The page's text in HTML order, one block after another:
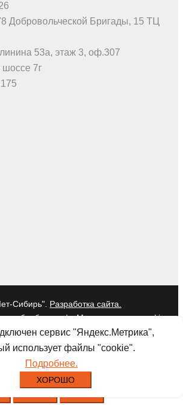
Добровольческой Бригады, 15 ТЦ
53а, этаж 3, оф.307
7г
Сибирь". Разработка сайта.
обработки
данных
|
Мы используем cookies и
Яндекс Метрику
сервис "Яндекс.Метрика",
использует файлы "cookie".
Подробнее.
ХОРОШО